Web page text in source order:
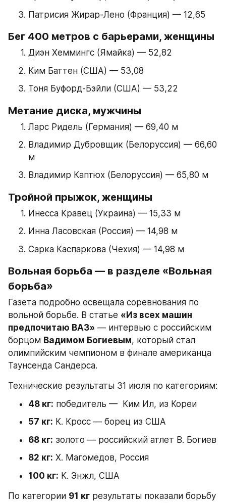
Патрисия Жирар-Лено (Франция) — 12,65
Бег 400 метров с барьерами, женщины
Диэн Хеммингс (Ямайка) — 52,82
Ким Баттен (США) — 53,08
Тоня Буфорд-Бэйли (США) — 53,22
Метание диска, мужчины
Ларс Ридель (Германия) — 69,40 м
Владимир Дубровщик (Белоруссия) — 66,60
м
Владимир Каптюх (Белоруссия) — 65,80 м
Тройной прыжок, женщины
Инесса Кравец (Украина) — 15,33 м
Инна Ласовская (Россия) — 14,98 м
Сарка Каспаркова (Чехия) — 14,98 м
Вольная борьба — в разделе «Вольная
борьба»
Газета подробно освещала соревнования по
вольной борьбе. В статье «Из всех машин
предпочитаю ВАЗ» — интервью с российским
борцом Вадимом Богиевым, который стал
олимпийским чемпионом в финале американца
Таунсенда Сандерса.
Технические результаты 31 июля по категориям:
48 кг: победитель —  Ким Ил, из Кореи
57 кг: К. Кросс — борец из США
68 кг: золото — российский атлет В. Богиев
82 кг: Х. Магомедов, Россия
100 кг: К. Энжл, США
По категории 91 кг результаты показали борьбу